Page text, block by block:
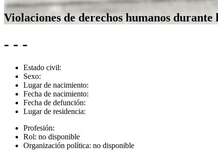
Violaciones de derechos humanos
- - -
Estado civil:
Sexo:
Lugar de nacimiento:
Fecha de nacimiento:
Fecha de defunción:
Lugar de residencia:
Profesión:
Rol: no disponible
Organización política: no disponible